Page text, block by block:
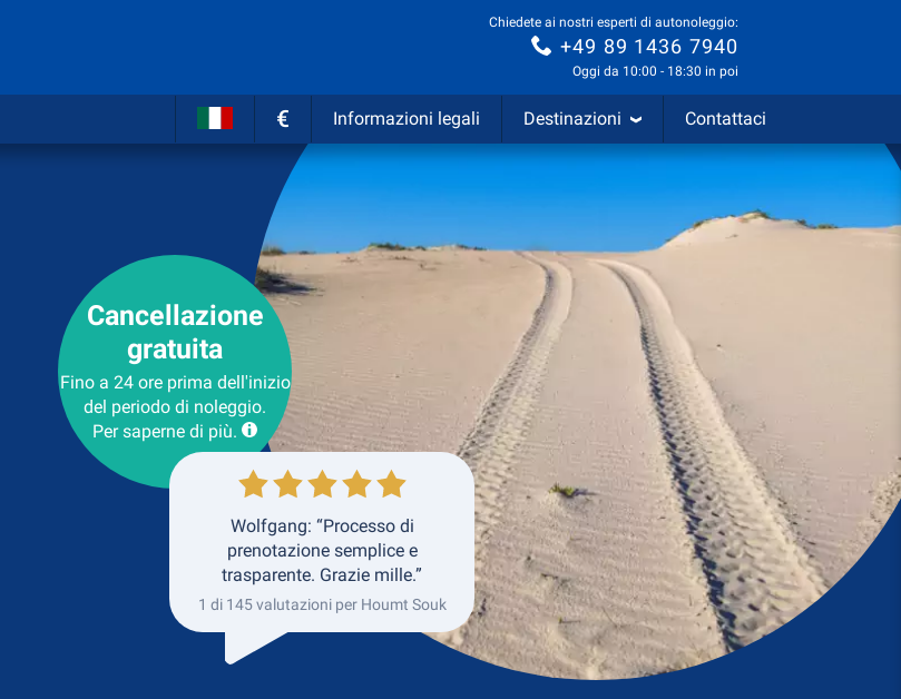
Chiedete ai nostri esperti di autonoleggio:
+49 89 1436 7940
Oggi da 10:00 - 18:30 in poi
€ Informazioni legali Destinazioni Contattaci
del noleggio
di ritorno
Cancellazione
gratuita
Fino a 24 ore prima dell'inizio
del periodo di noleggio.
Per saperne di più.
Wolfgang: “Processo di
prenotazione semplice e
trasparente. Grazie mille.”
1 di 145 valutazioni per Houmt Souk